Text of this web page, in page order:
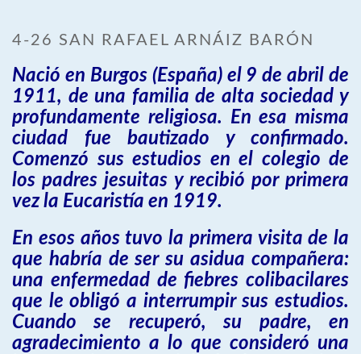
4-26 SAN RAFAEL ARNÁIZ BARÓN
Nació en Burgos (España) el 9 de abril de
1911, de una familia de alta sociedad y
profundamente religiosa. En esa misma
ciudad fue bautizado y confirmado.
Comenzó sus estudios en el colegio de
los padres jesuitas y recibió por primera
vez la Eucaristía en 1919.
En esos años tuvo la primera visita de la
que habría de ser su asidua compañera:
una enfermedad de fiebres colibacilares
que le obligó a interrumpir sus estudios.
Cuando se recuperó, su padre, en
agradecimiento a lo que consideró una